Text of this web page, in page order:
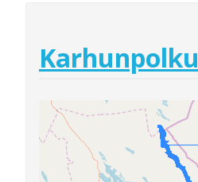
Karhunpolku